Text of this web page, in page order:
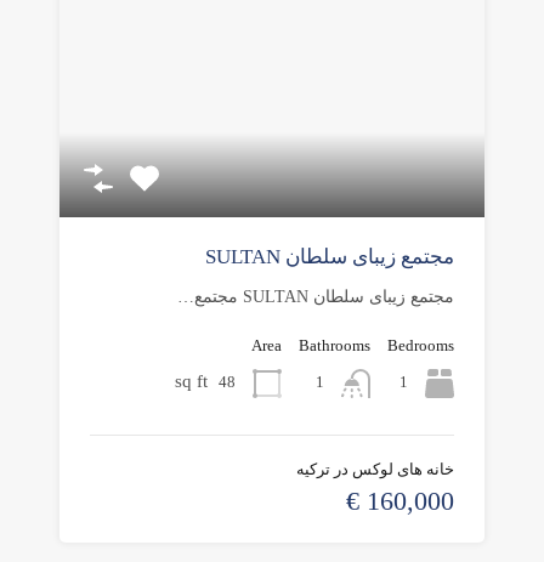
مجتمع زیبای سلطان SULTAN
مجتمع زیبای سلطان SULTAN مجتمع…
Bedrooms
1
Bathrooms
1
Area
48
sq ft
خانه های لوکس در ترکیه
160,000 €